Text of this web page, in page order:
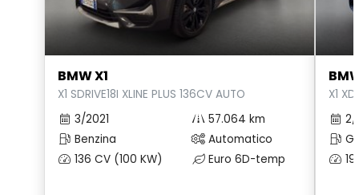
BMW X1
X1 SDRIVE18I XLINE PLUS 136CV AUTO
3/2021
57.064 km
Benzina
Automatico
136 CV (100 KW)
Euro 6D-temp
X1
2/